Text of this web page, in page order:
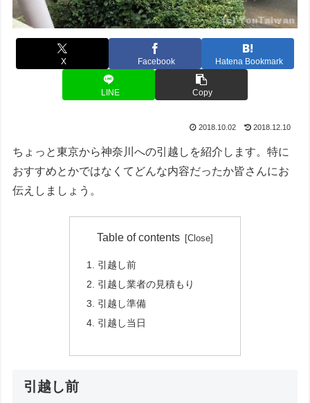
X Facebook Hatena Bookmark
LINE Copy
2018.10.02 2018.12.10
ちょっと東京から神奈川への引越しを紹介します。特に
おすすめとかではなくてどんな内容だったか皆さんにお
伝えしましょう。
Table of contents
引越し前
引越し業者の見積もり
引越し準備
引越し当日
引越し前